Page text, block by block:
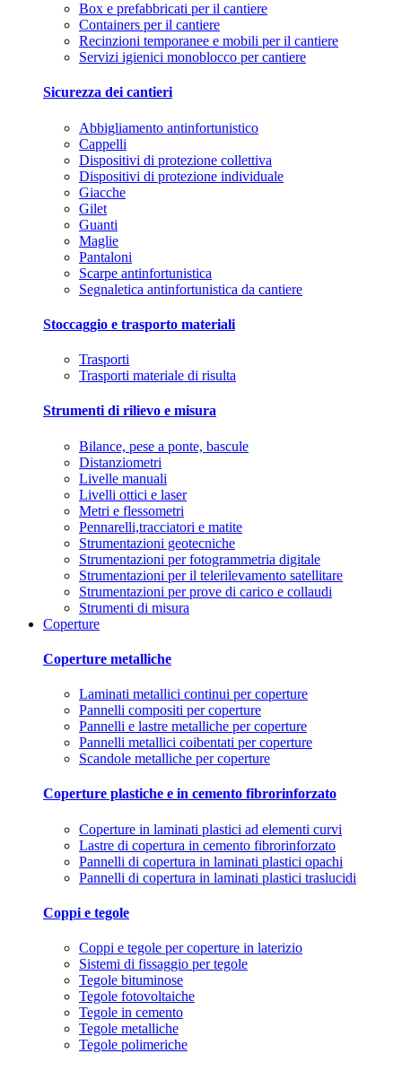
Box e prefabbricati per il cantiere
Containers per il cantiere
Recinzioni temporanee e mobili per il cantiere
Servizi igienici monoblocco per cantiere
Sicurezza dei cantieri
Abbigliamento antinfortunistico
Cappelli
Dispositivi di protezione collettiva
Dispositivi di protezione individuale
Giacche
Gilet
Guanti
Maglie
Pantaloni
Scarpe antinfortunistica
Segnaletica antinfortunistica da cantiere
Stoccaggio e trasporto materiali
Trasporti
Trasporti materiale di risulta
Strumenti di rilievo e misura
Bilance, pese a ponte, bascule
Distanziometri
Livelle manuali
Livelli ottici e laser
Metri e flessometri
Pennarelli,tracciatori e matite
Strumentazioni geotecniche
Strumentazioni per fotogrammetria digitale
Strumentazioni per il telerilevamento satellitare
Strumentazioni per prove di carico e collaudi
Strumenti di misura
Coperture
Coperture metalliche
Laminati metallici continui per coperture
Pannelli compositi per coperture
Pannelli e lastre metalliche per coperture
Pannelli metallici coibentati per coperture
Scandole metalliche per coperture
Coperture plastiche e in cemento fibrorinforzato
Coperture in laminati plastici ad elementi curvi
Lastre di copertura in cemento fibrorinforzato
Pannelli di copertura in laminati plastici opachi
Pannelli di copertura in laminati plastici traslucidi
Coppi e tegole
Coppi e tegole per coperture in laterizio
Sistemi di fissaggio per tegole
Tegole bituminose
Tegole fotovoltaiche
Tegole in cemento
Tegole metalliche
Tegole polimeriche